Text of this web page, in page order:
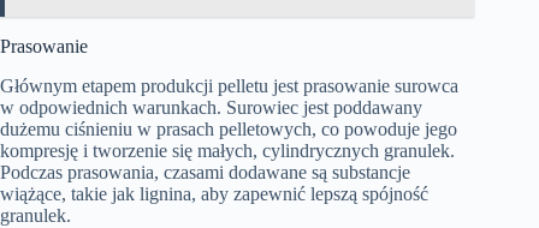
Prasowanie
Głównym etapem produkcji pelletu jest prasowanie surowca
w odpowiednich warunkach. Surowiec jest poddawany
dużemu ciśnieniu w prasach pelletowych, co powoduje jego
kompresję i tworzenie się małych, cylindrycznych granulek.
Podczas prasowania, czasami dodawane są substancje
wiążące, takie jak lignina, aby zapewnić lepszą spójność
granulek.